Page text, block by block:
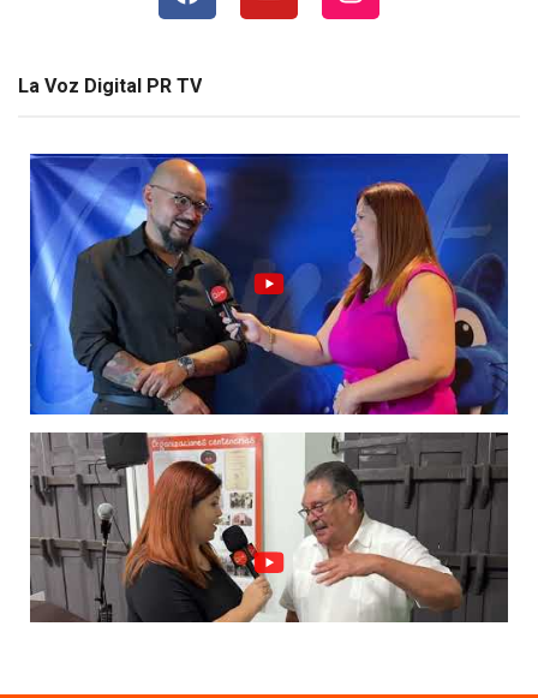
La Voz Digital PR TV